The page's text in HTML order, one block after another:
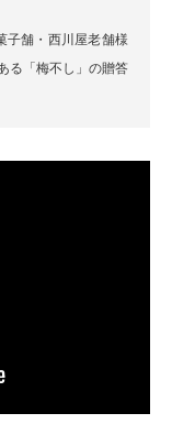
子舗・西川屋老舗様
る「梅不し」の贈答